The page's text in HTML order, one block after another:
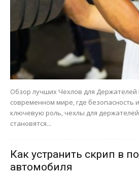
Обзор лучших Чехлов для
современном мире, где безопасность
ключевую роль, чехлы для
становятся...
Как устранить скрип в
автомобиля